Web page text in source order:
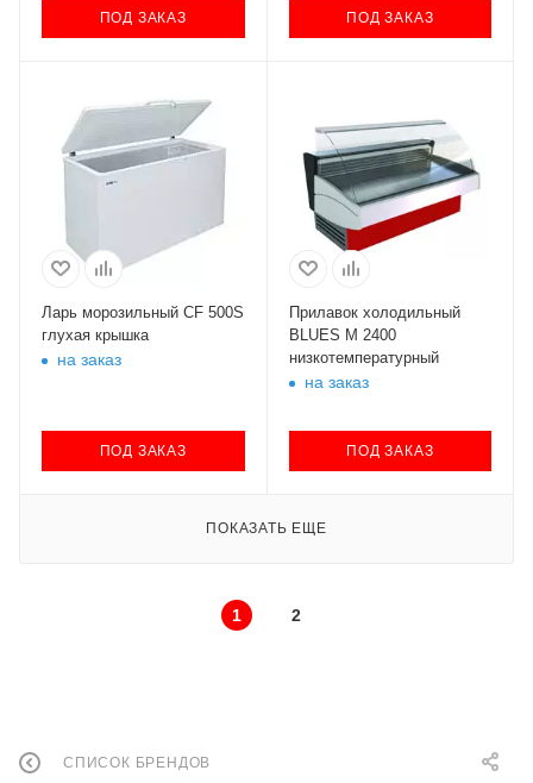
ПОД ЗАКАЗ ПОД ЗАКАЗ
Ларь морозильный CF 500S
глухая крышка
на заказ
ПОД ЗАКАЗ
Прилавок холодильный
BLUES M 2400
низкотемпературный
на заказ
ПОД ЗАКАЗ
ПОКАЗАТЬ ЕЩЕ
1 2
СПИСОК БРЕНДОВ